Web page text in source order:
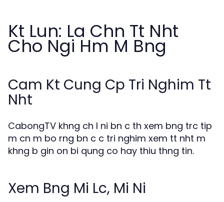
Kt Lun: La Chn Tt Nht
Cho Ngi Hm M Bng
Cam Kt Cung Cp Tri Nghim Tt
Nht
CabongTV khng ch l ni bn c th xem bng trc tip
m cn m bo rng bn c c tri nghim xem tt nht m
khng b gin on bi qung co hay thiu thng tin.
Xem Bng Mi Lc, Mi Ni